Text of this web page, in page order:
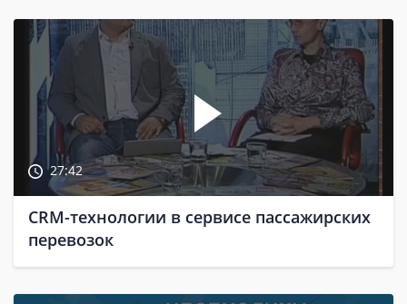
27:42
CRM-технологии в сервисе пассажирских
перевозок